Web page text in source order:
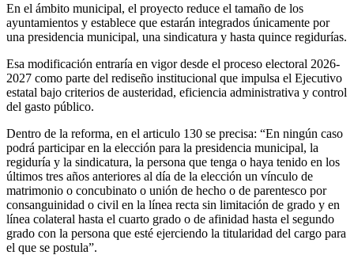
En el ámbito municipal, el proyecto reduce el tamaño de los
ayuntamientos y establece que estarán integrados únicamente por
una presidencia municipal, una sindicatura y hasta quince regidurías.
Esa modificación entraría en vigor desde el proceso electoral 2026-
2027 como parte del rediseño institucional que impulsa el Ejecutivo
estatal bajo criterios de austeridad, eficiencia administrativa y control
del gasto público.
Dentro de la reforma, en el articulo 130 se precisa: “En ningún caso
podrá participar en la elección para la presidencia municipal, la
regiduría y la sindicatura, la persona que tenga o haya tenido en los
últimos tres años anteriores al día de la elección un vínculo de
matrimonio o concubinato o unión de hecho o de parentesco por
consanguinidad o civil en la línea recta sin limitación de grado y en
línea colateral hasta el cuarto grado o de afinidad hasta el segundo
grado con la persona que esté ejerciendo la titularidad del cargo para
el que se postula”.